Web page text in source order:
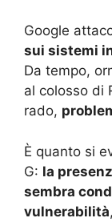
Google
sui sistemi
Da tempo,
al colosso di
rado,
È quanto si
G: la
sembra
vulnerabilità